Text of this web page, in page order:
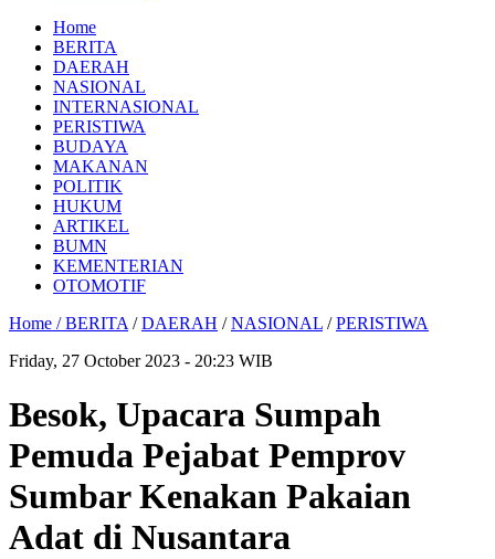
Home
BERITA
DAERAH
NASIONAL
INTERNASIONAL
PERISTIWA
BUDAYA
MAKANAN
POLITIK
HUKUM
ARTIKEL
BUMN
KEMENTERIAN
OTOMOTIF
Home /BERITA /DAERAH /NASIONAL /PERISTIWA
Friday, 27 October 2023 - 20:23 WIB
Besok, Upacara Sumpah
Pemuda Pejabat Pemprov
Sumbar Kenakan Pakaian
Adat di Nusantara